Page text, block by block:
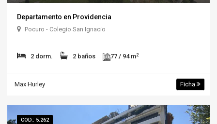
Departamento en Providencia
Pocuro - Colegio San Ignacio
2 dorm. 2 baños 77 / 94 m2
Max Hurley Ficha
COD.: 5.262